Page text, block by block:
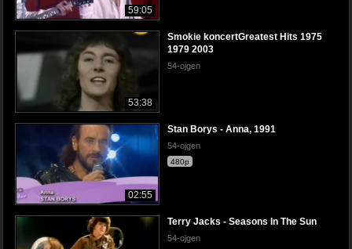
59:05
53:38
Smokie koncertGreatest Hits 1975
1979 2003
54-ojgen
02:55
Stan Borys - Anna, 1991
54-ojgen
480p
Terry Jacks - Seasons In The Sun
54-ojgen